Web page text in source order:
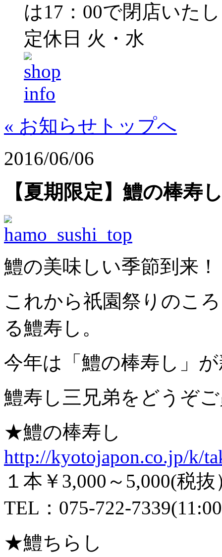
は17：00で閉店いた
定休日 火・水
« お知らせトップへ
2016/06/06
【夏期限定】鱧の棒寿
鱧の美味しい季節到来！
これから祇園祭りのこ
る鱧寿し。
今年は「鱧の棒寿し」
鱧寿し三兄弟をどうぞ
★鱧の棒寿し
http://kyotojapon.co.jp/k/
１本￥3,000～5,000(税
TEL：075-722-
★鱧ちらし